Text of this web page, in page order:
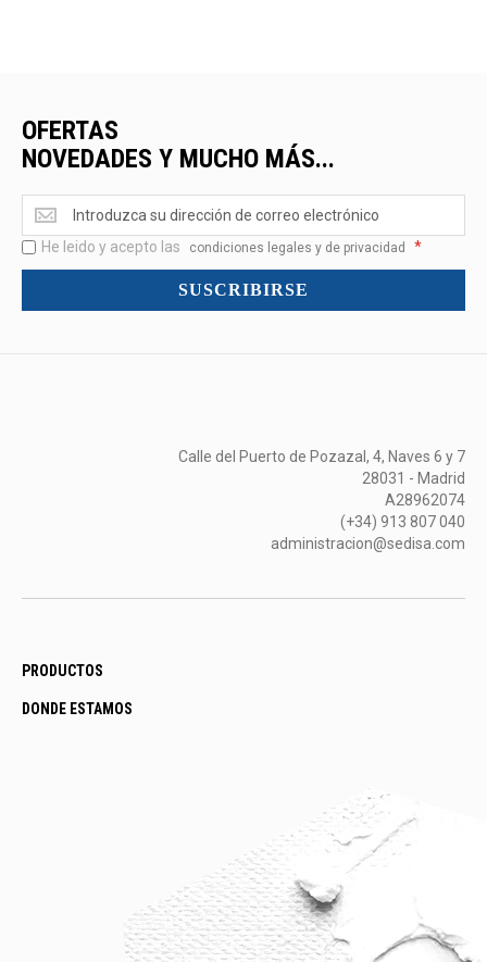
OFERTAS
NOVEDADES Y MUCHO MÁS...
Ofertas
<br>Novedades
y
mucho
He leido y acepto las condiciones legales y de privacidad *
SUSCRIBIRSE
Calle del Puerto de Pozazal, 4, Naves 6 y 7
28031 - Madrid
A28962074
(+34) 913 807 040
administracion@sedisa.com
PRODUCTOS
DONDE ESTAMOS